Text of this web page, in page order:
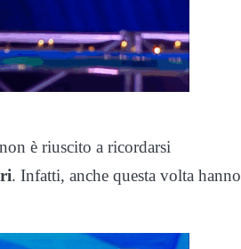
è riuscito a ricordarsi
. Infatti, anche questa volta hanno